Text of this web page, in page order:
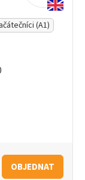
(A1)
OBJEDNAT